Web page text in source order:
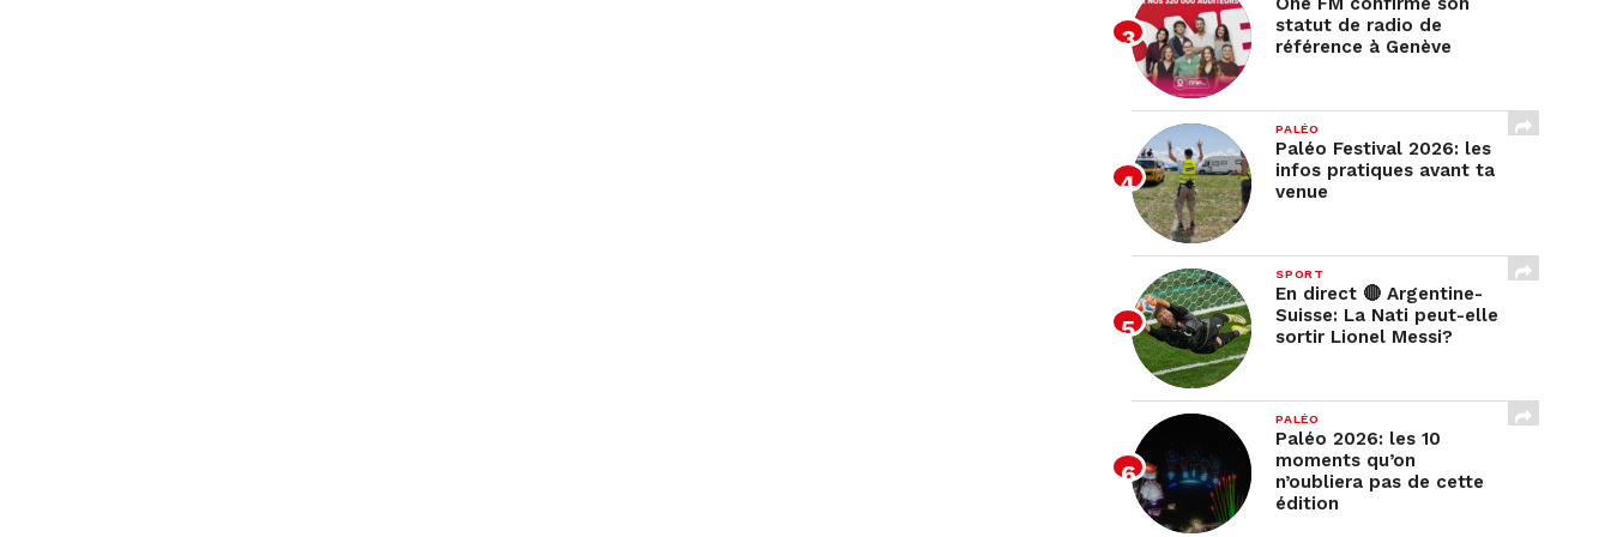
statut de radio de
référence à Genève
PALÉO
Paléo Festival 2026: les
infos pratiques avant ta
venue
SPORT
En direct 🔴 Argentine-
Suisse: La Nati peut-elle
sortir Lionel Messi?
PALÉO
Paléo 2026: les 10
moments qu’on
n’oubliera pas de cette
édition